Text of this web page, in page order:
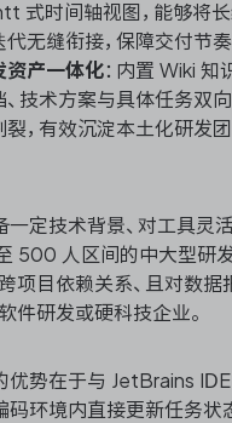
式时间轴视图，能够将
无缝衔接，保障交付节奏
资产一体化：内置 Wiki 知
技术方案与具体任务双
裂，有效沉淀本土化研发
一定技术背景、对工具灵
500 人区间的中大型研
项目依赖关系、且对数据
件研发或硬科技企业。
优势在于与 JetBrains
码环境内直接更新任务状